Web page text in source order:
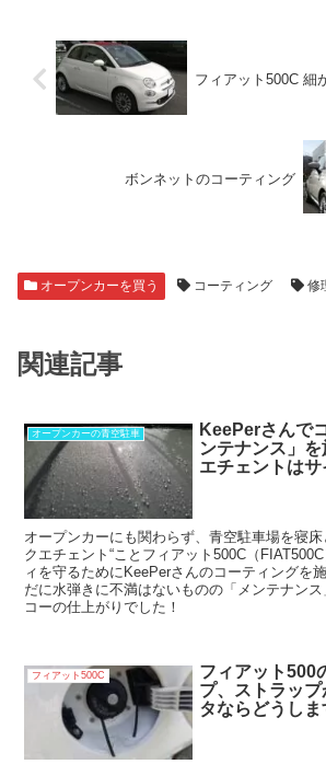
フィアット500C 細
ボンネットのコーティング
オープンカーを買う コーティング 修
関連記事
オープンカーの青空駐車
KeePerさんで
ンテナンス」
エチェントはサ
オープンカーにも関わらず、青空駐車場を寝床
クエチェント“ことフィアット500C（
ィを守るためにKeePerさんのコーティングを
だに水弾きに不満はないものの「メンテナン
コーの仕上がりでした！
フィアット500C
フィアット500
プ、ストラッ
タならどうしま